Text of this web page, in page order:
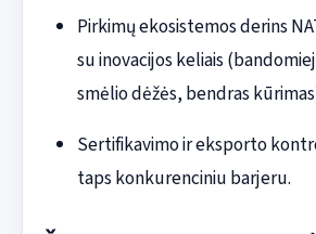
Pirkimų ekosistemos derins
su inovacijos keliais
smėlio dėžės, bendras
Sertifikavimo ir eksporto
taps konkurenciniu barjeru.